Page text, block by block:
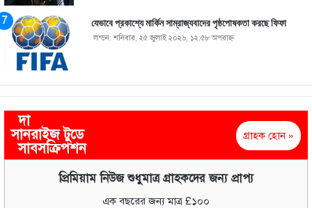
যেভাবে প্রকাশ্যে মার্কিন সাম্রাজ্যবাদের পৃষ্ঠপোষকতা করছে ফিফা
লন্ডন: শনিবার, ২৫ জুলাই ২০২৬, ১২:৫৮ অপরাহ্ণ
দা
সানরাইজ টুডে
সাবসক্রিপশন
গ্রাহক হোন »
প্রিমিয়াম নিউজ শুধুমাত্র গ্রাহকদের জন্য প্রাপ্য
এক বছরের জন্য মাত্র £১০০